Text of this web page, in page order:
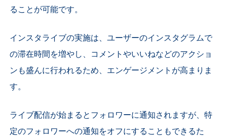
ることが可能です。
インスタライブの実施は、ユーザーのインスタグラムで
の滞在時間を増やし、コメントやいいねなどのアクショ
ンも盛んに行われるため、エンゲージメントが高まりま
す。
ライブ配信が始まるとフォロワーに通知されますが、特
定のフォロワーへの通知をオフにすることもできるた